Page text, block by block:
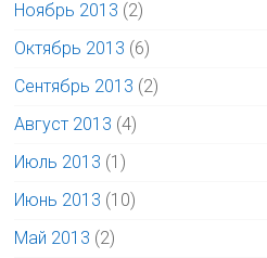
Ноябрь 2013 (2)
Октябрь 2013 (6)
Сентябрь 2013 (2)
Август 2013 (4)
Июль 2013 (1)
Июнь 2013 (10)
Май 2013 (2)